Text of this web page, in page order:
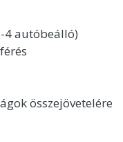
4 autóbeálló)
összejövetelére